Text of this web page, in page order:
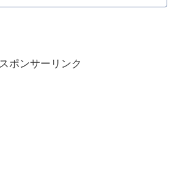
スポンサーリンク